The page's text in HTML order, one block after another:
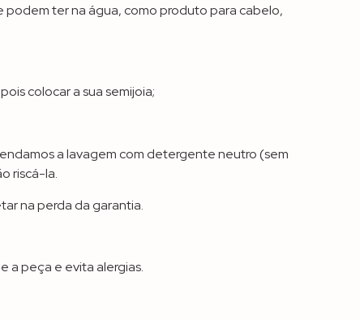
podem ter na água, como produto para cabelo,
colocar a sua semijoia;
a lavagem com detergente neutro (sem
riscá-la.
na perda da garantia.
a peça e evita alergias.